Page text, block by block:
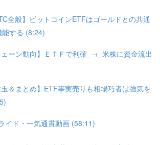
全般】ビットコインETFはゴールドとの共通
する (8:24)
ーン動向】ＥＴＦで利確_→_米株に資金流出
＆まとめ】ETF事実売りも相場巧者は強気を
イド・一気通貫動画 (58:11)